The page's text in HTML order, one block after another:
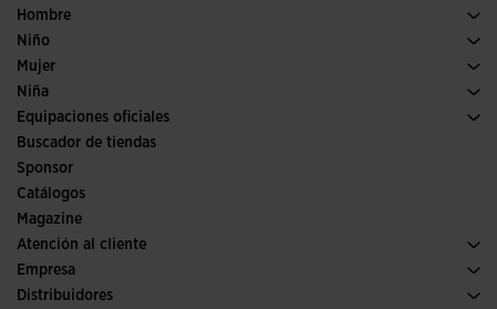
Running
Pádel
Fútbol
Trail running
Tenis
Hombre
Calzado Hombre
Deporte
Niño
Ver todo ropa niño
Mujer
Ropa Mujer
Deporte
Niña
Ver todo ropa niña
Equipaciones oficiales
Fútbol
Fútbol sala
Comités y Federaciones
Ediciones especiales
Buscador de tiendas
Sponsor
Catálogos
Magazine
Atención al cliente
Condiciones de compra
Transporte y entrega
Empresa
Historia
Distribuidores